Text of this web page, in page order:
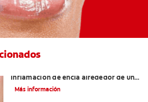
inflamación de encía alrededor de un
diente?
Más información